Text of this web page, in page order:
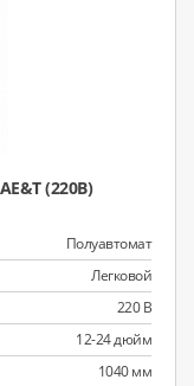
(220В)
Полуавтомат
Легковой
220 В
12-24 дюйм
1040 мм